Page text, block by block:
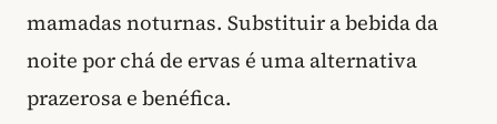
mamadas noturnas. Substituir a bebida da
noite por chá de ervas é uma alternativa
prazerosa e benéfica.